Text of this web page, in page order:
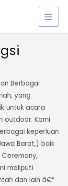
Berbagai
yang
untuk acara
outdoor. Kami
keperluan
Barat,) baik
Ceremony,
meliputi
dan lain â€“